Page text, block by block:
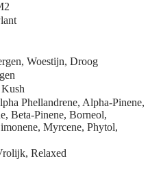
Woestijn, Droog
Phellandrene, Alpha-Pinene,
Beta-Pinene, Borneol,
Myrcene, Phytol,
Relaxed